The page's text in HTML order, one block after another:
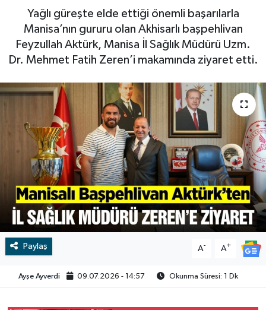
Yağlı güreşte elde ettiği önemli başarılarla
Manisa’nın gururu olan Akhisarlı başpehlivan
Feyzullah Aktürk, Manisa İl Sağlık Müdürü Uzm.
Dr. Mehmet Fatih Zeren’i makamında ziyaret etti.
Paylaş A- A+
Ayşe Ayverdi 09.07.2026 - 14:57 Okunma Süresi: 1 Dk
RESMİ İLAN
BİLİM VE TEKNOLOJİ
RESMİ İLAN
Yaşam
Tarih
Çevre
Dünya
İletişim
Künye
SPOR